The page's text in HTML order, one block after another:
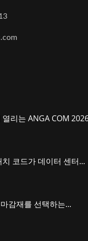
열리는 ANGA COM
코드가 데이터 센터...
감재를 선택하는...